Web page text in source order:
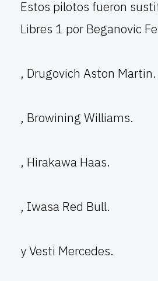
Estos pilotos fueron
Libres 1 por Beganovic
, Drugovich Aston Martin.
, Browining Williams.
, Hirakawa Haas.
, Iwasa Red Bull.
y Vesti Mercedes.